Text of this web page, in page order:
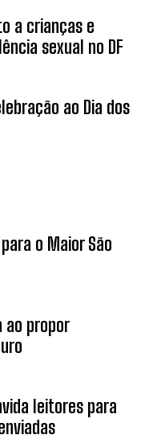
a crianças e
sexual no DF
ao Dia dos
o Maior São
ao propor
leitores para